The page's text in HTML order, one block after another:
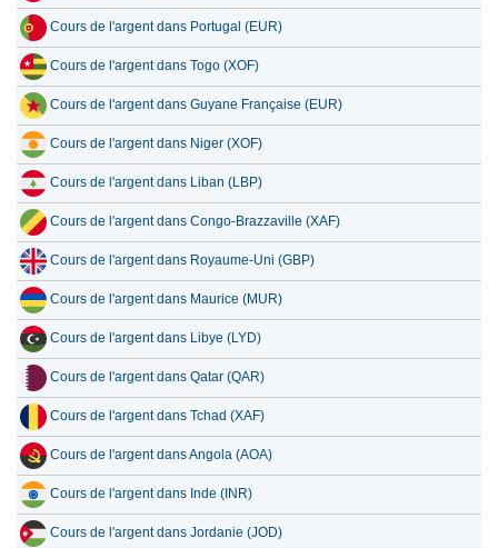
Cours de l'argent dans Portugal (EUR)
Cours de l'argent dans Togo (XOF)
Cours de l'argent dans Guyane Française (EUR)
Cours de l'argent dans Niger (XOF)
Cours de l'argent dans Liban (LBP)
Cours de l'argent dans Congo-Brazzaville (XAF)
Cours de l'argent dans Royaume-Uni (GBP)
Cours de l'argent dans Maurice (MUR)
Cours de l'argent dans Libye (LYD)
Cours de l'argent dans Qatar (QAR)
Cours de l'argent dans Tchad (XAF)
Cours de l'argent dans Angola (AOA)
Cours de l'argent dans Inde (INR)
Cours de l'argent dans Jordanie (JOD)